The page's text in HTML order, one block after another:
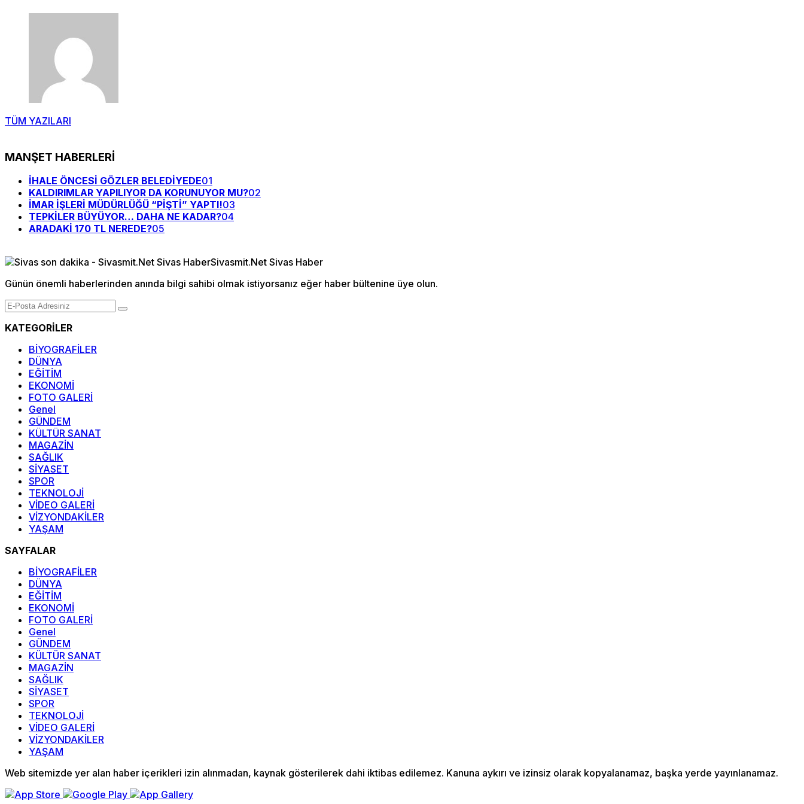
TÜM YAZILARI
MANŞET HABERLERİ
İHALE ÖNCESİ GÖZLER BELEDİYEDE01
KALDIRIMLAR YAPILIYOR DA KORUNUYOR MU?02
İMAR İŞLERİ MÜDÜRLÜĞÜ “PİŞTİ” YAPTI!03
TEPKİLER BÜYÜYOR… DAHA NE KADAR?04
ARADAKİ 170 TL NEREDE?05
Günün önemli haberlerinden anında bilgi sahibi olmak istiyorsanız eğer haber bültenine üye olun.
KATEGORİLER
BİYOGRAFİLER
DÜNYA
EĞİTİM
EKONOMİ
FOTO GALERİ
Genel
GÜNDEM
KÜLTÜR SANAT
MAGAZİN
SAĞLIK
SİYASET
SPOR
TEKNOLOJİ
VİDEO GALERİ
VİZYONDAKİLER
YAŞAM
SAYFALAR
BİYOGRAFİLER
DÜNYA
EĞİTİM
EKONOMİ
FOTO GALERİ
Genel
GÜNDEM
KÜLTÜR SANAT
MAGAZİN
SAĞLIK
SİYASET
SPOR
TEKNOLOJİ
VİDEO GALERİ
VİZYONDAKİLER
YAŞAM
Web sitemizde yer alan haber içerikleri izin alınmadan, kaynak gösterilerek dahi iktibas edilemez. Kanuna aykırı ve izinsiz olarak kopyalanamaz, başka yerde yayınlanamaz.